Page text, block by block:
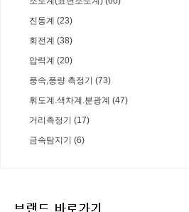
진동계 (23)
회전계 (38)
압력계 (20)
풍속,풍량 측정기 (73)
휘도계.색차계.분광계 (47)
거리측정기 (17)
금속탐지기 (6)